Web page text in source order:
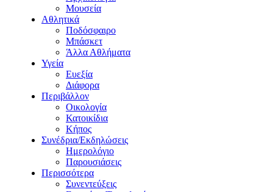
Μουσεία
Αθλητικά
Ποδόσφαιρο
Μπάσκετ
Άλλα Αθλήματα
Υγεία
Ευεξία
Διάφορα
Περιβάλλον
Οικολογία
Κατοικίδια
Κήπος
Συνέδρια/Εκδηλώσεις
Ημερολόγιο
Παρουσιάσεις
Περισσότερα
Συνεντεύξεις